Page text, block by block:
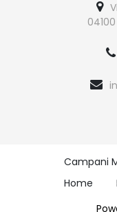
Campani
Home